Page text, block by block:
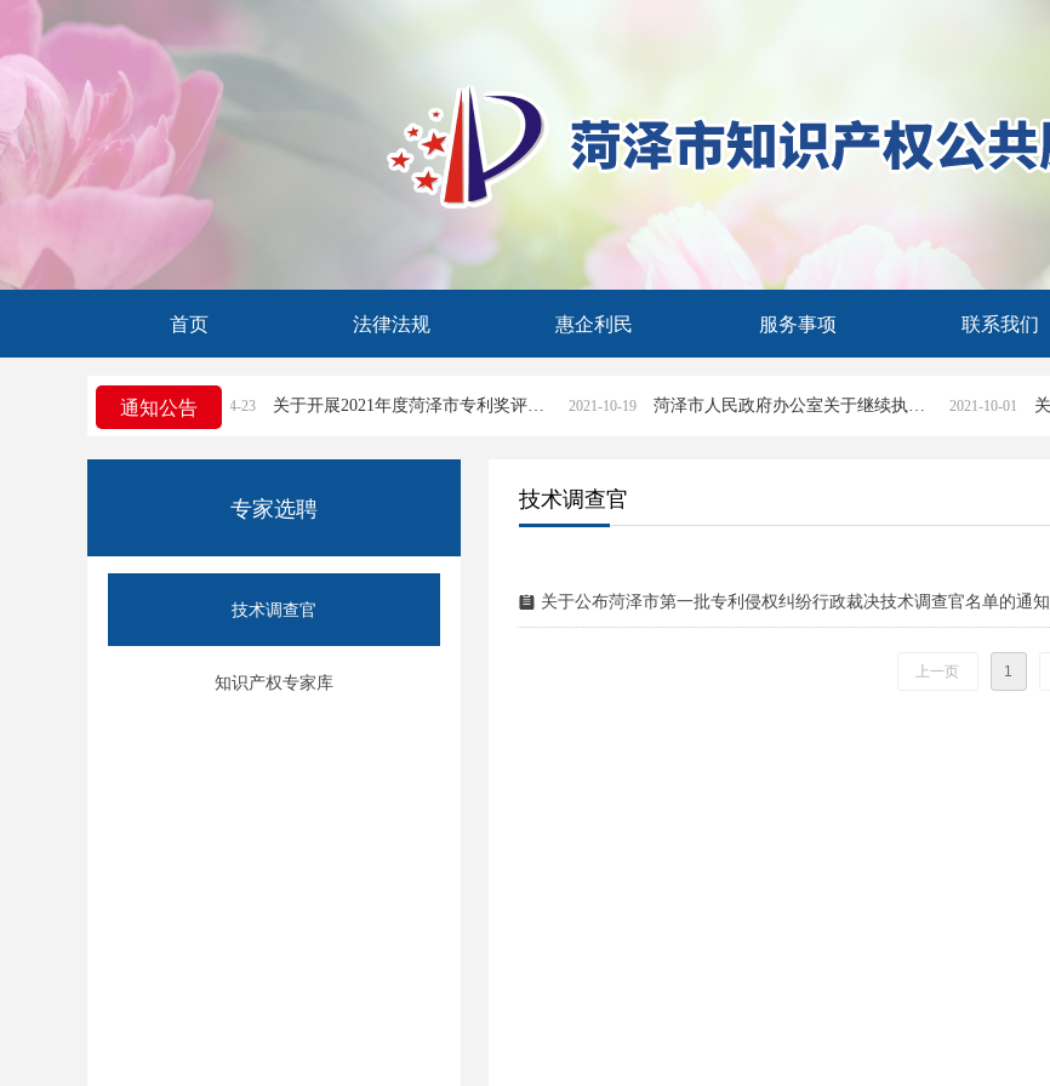
首页 法律法规 惠企利民 服务事项 联系我们
通知公告
2024-04-23
菏泽市市场监管局关于知识产权行政案件立案条件和受理渠道的公告 2021-10-19
关于开展2021年度菏泽市专利奖评选活动的通知 2021-10-01
菏泽市人民政府办公室关于继续执行《菏泽市专利奖励办法》的通知
专家选聘
技术调查官
知识产权专家库
技术调查官
뀳 关于公布菏泽市第一批专利侵权纠纷行政裁决技术调查官名单的通知
上一页 1